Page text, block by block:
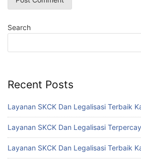
Search
Recent Posts
Layanan SKCK Dan Legalisasi Terbaik
Layanan SKCK Dan Legalisasi
Layanan SKCK Dan Legalisasi Terbaik